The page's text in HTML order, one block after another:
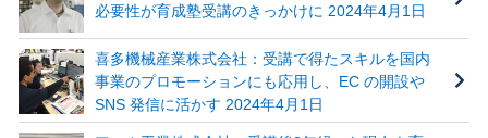
必要性が育成塾受講のきっかけに 2024年4月1日
喜多機械産業株式会社：受講で得たスキルを国内
事業のプロモーションにも応用し、EC の開設や
SNS 発信に活かす 2024年4月1日